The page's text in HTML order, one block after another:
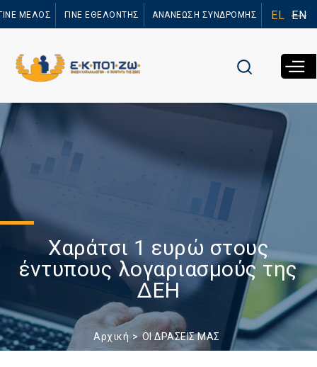
προς το
ΜΕΛΟΣ ΓΙΝΕ ΕΘΕΛΟΝΤΗΣ ΑΝΑΝΕΩΣΗ ΣΥΝΔΡΟΜΗΣ EL EN
Χαράτσι 1 ευρώ στους
έντυπους λογαριασμούς της
ΔΕΗ
Αρχική ΟΙ ΔΡΑΣΕΙΣ ΜΑΣ